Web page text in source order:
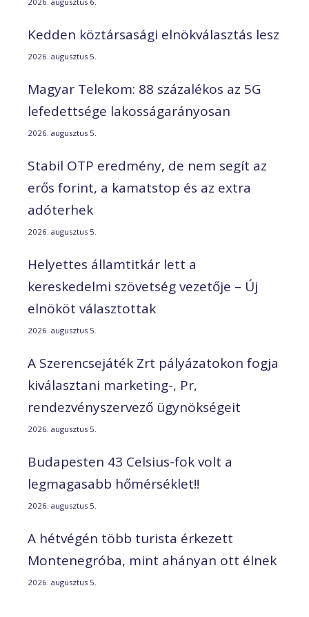
Kedden köztársasági elnökválasztás lesz
2026. augusztus 5.
Magyar Telekom: 88 százalékos az 5G
lefedettsége lakosságarányosan
2026. augusztus 5.
Stabil OTP eredmény, de nem segít az
erős forint, a kamatstop és az extra
adóterhek
2026. augusztus 5.
Helyettes államtitkár lett a
kereskedelmi szövetség vezetője – Új
elnököt választottak
2026. augusztus 5.
A Szerencsejáték Zrt pályázatokon fogja
kiválasztani marketing-, Pr,
rendezvényszervező ügynökségeit
2026. augusztus 5.
Budapesten 43 Celsius-fok volt a
legmagasabb hőmérséklet!!
2026. augusztus 5.
A hétvégén több turista érkezett
Montenegróba, mint ahányan ott élnek
2026. augusztus 5.